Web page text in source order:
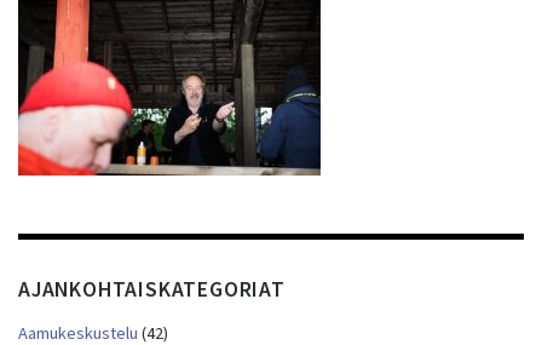
AJANKOHTAISKATEGORIAT
Aamukeskustelu (42)